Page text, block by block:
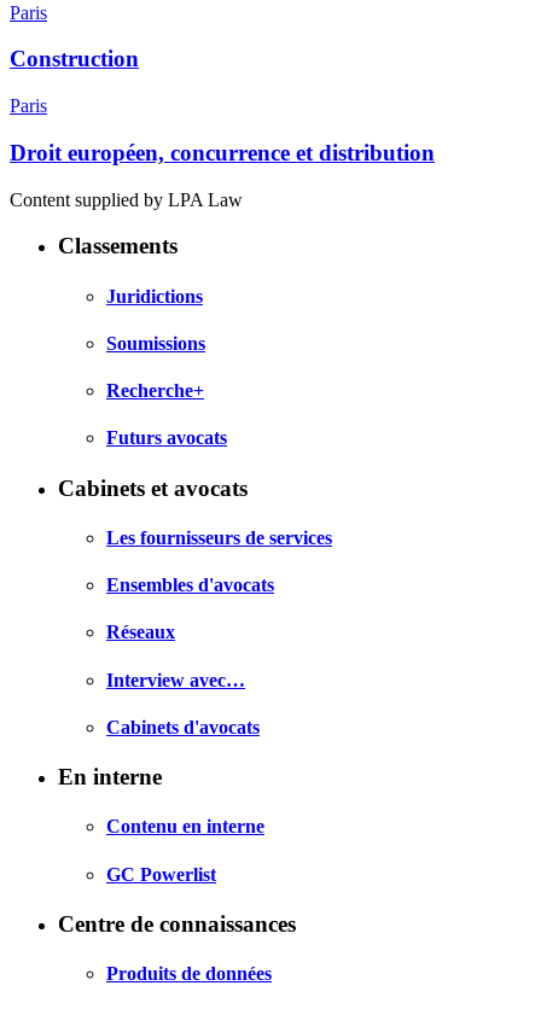
Paris
Construction
Paris
Droit européen, concurrence et distribution
Content supplied by LPA Law
Classements
Juridictions
Soumissions
Recherche+
Futurs avocats
Cabinets et avocats
Les fournisseurs de services
Ensembles d'avocats
Réseaux
Interview avec…
Cabinets d'avocats
En interne
Contenu en interne
GC Powerlist
Centre de connaissances
Produits de données